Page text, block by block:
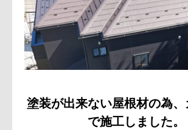
塗装が出来ない屋根材の為
で施工しました。
求人募集
お問い合わせ